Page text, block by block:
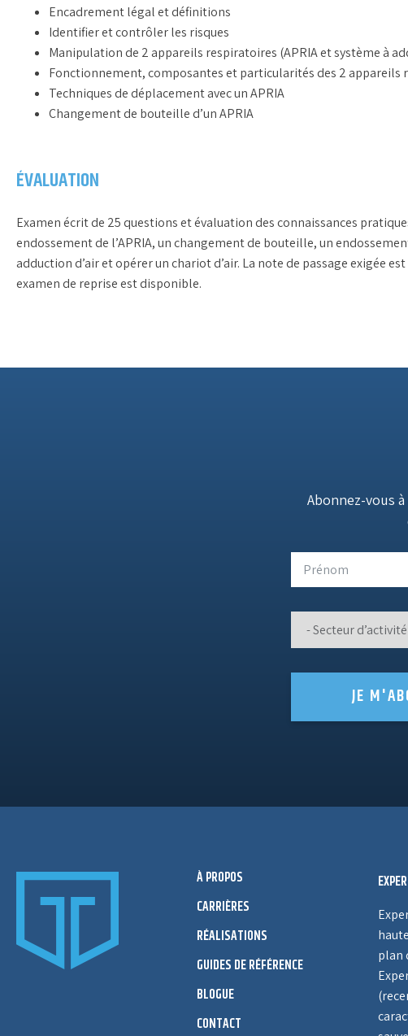
Encadrement légal et définitions
Identifier et contrôler les risques
Manipulation de 2 appareils respiratoires (APRIA et système à
Fonctionnement, composantes et particularités des 2 appareils
Techniques de déplacement avec un APRIA
Changement de bouteille d’un APRIA
ÉVALUATION
Examen écrit de 25 questions et évaluation des connaissances
endossement de l’APRIA, un changement de bouteille, un
adduction d’air et opérer un chariot d’air. La note de passage exigée est
examen de reprise est disponible.
Abonnez-vous
JE
À PROPOS
CARRIÈRES
RÉALISATIONS
GUIDES DE RÉFÉRENCE
BLOGUE
CONTACT
plan